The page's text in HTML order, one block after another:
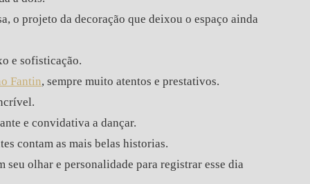
o projeto da decoração que deixou o espaço ainda
e sofisticação.
Fantin, sempre muito atentos e prestativos.
e convidativa a dançar.
contam as mais belas historias.
olhar e personalidade para registrar esse dia